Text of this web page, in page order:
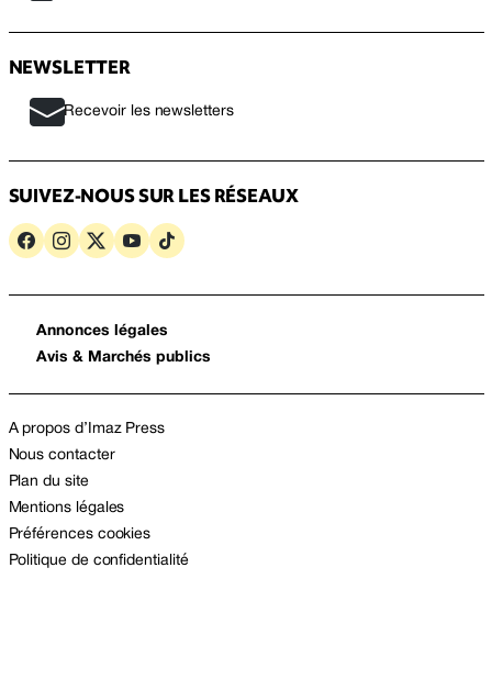
NEWSLETTER
Recevoir les newsletters
SUIVEZ-NOUS SUR LES RÉSEAUX
Annonces légales
Avis & Marchés publics
A propos d’Imaz Press
Nous contacter
Plan du site
Mentions légales
Préférences cookies
Politique de confidentialité